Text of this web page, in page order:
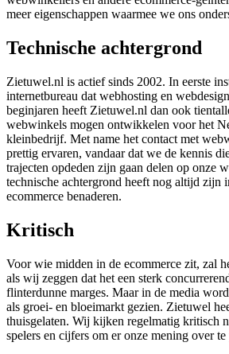
meer eigenschappen waarmee we ons
Technische achtergrond
Zietuwel.nl is actief sinds 2002. In eerste
internetbureau dat webhosting en
beginjaren heeft Zietuwel.nl dan ook
webwinkels mogen ontwikkelen voor het
kleinbedrijf. Met name het contact met
prettig ervaren, vandaar dat we de kennis
trajecten opdeden zijn gaan delen op onze
technische achtergrond heeft nog altijd zijn
ecommerce benaderen.
Kritisch
Voor wie midden in de ecommerce zit, zal
als wij zeggen dat het een sterk
flinterdunne marges. Maar in de media
als groei- en bloeimarkt gezien. Zietuwel
thuisgelaten. Wij kijken regelmatig kritisch
spelers en cijfers om er onze mening over